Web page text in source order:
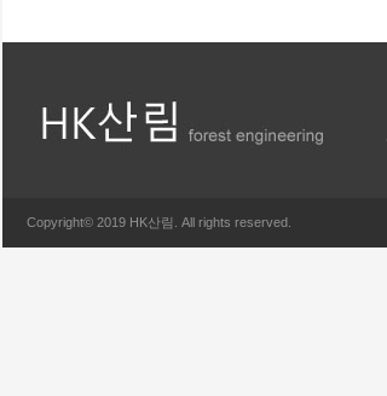
Copyright© 2019 HK산림. All rights reserved.